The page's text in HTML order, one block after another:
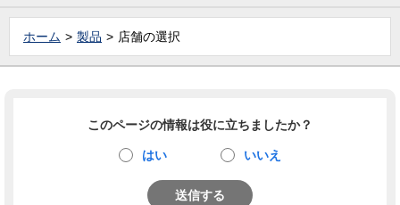
ホーム 製品 店舗の選択
このページの情報は役に立ちましたか？
はい いいえ
送信する